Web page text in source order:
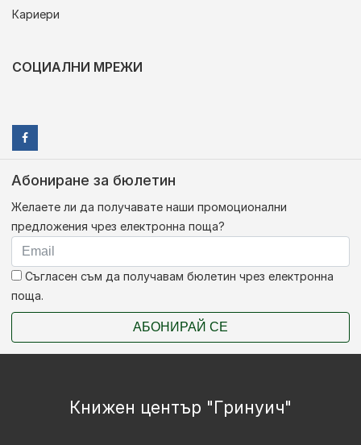
Кариери
СОЦИАЛНИ МРЕЖИ
Абониране за бюлетин
Желаете ли да получавате наши промоционални
предложения чрез електронна поща?
Съгласен съм да получавам бюлетин чрез електронна
поща.
АБОНИРАЙ СЕ
Книжен център "Гринуич"